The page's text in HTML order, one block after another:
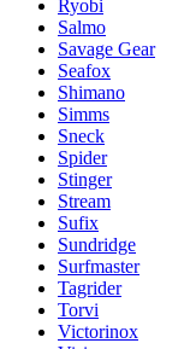
Ryobi
Salmo
Savage Gear
Seafox
Shimano
Simms
Sneck
Spider
Stinger
Stream
Sufix
Sundridge
Surfmaster
Tagrider
Torvi
Victorinox